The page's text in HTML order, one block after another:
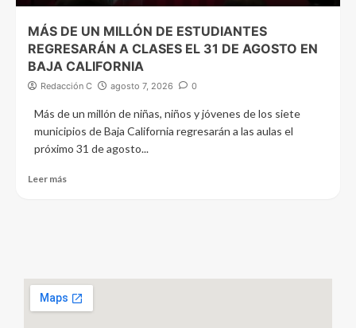
MÁS DE UN MILLÓN DE ESTUDIANTES
REGRESARÁN A CLASES EL 31 DE AGOSTO EN
BAJA CALIFORNIA
Redacción C agosto 7, 2026 0
Más de un millón de niñas, niños y jóvenes de los siete
municipios de Baja California regresarán a las aulas el
próximo 31 de agosto...
Leer más